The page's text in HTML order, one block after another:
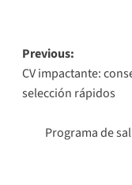
Post
navigation
Previous:
CV impactante:
selección rápidos
Programa de